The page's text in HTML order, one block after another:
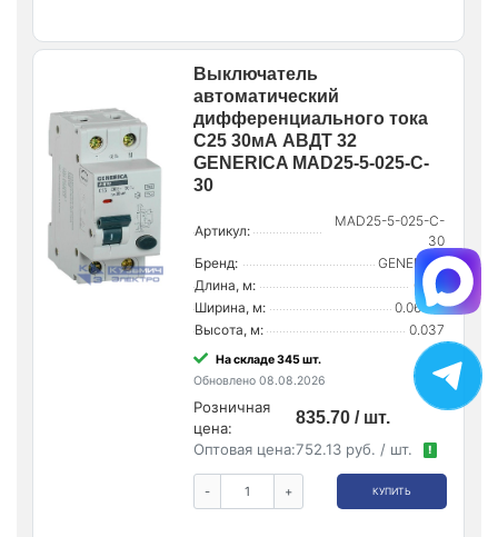
Выключатель
автоматический
дифференциального тока
C25 30мА АВДТ 32
GENERICA MAD25-5-025-C-
30
Артикул:
MAD25-5-025-C-
30
Бренд:
GENERICA
Длина, м:
0.168
Ширина, м:
0.06625
Высота, м:
0.037
На складе 345 шт.
Обновлено 08.08.2026
Розничная
цена:
835.70 / шт.
Оптовая цена:752.13 руб. / шт. !
- + КУПИТЬ